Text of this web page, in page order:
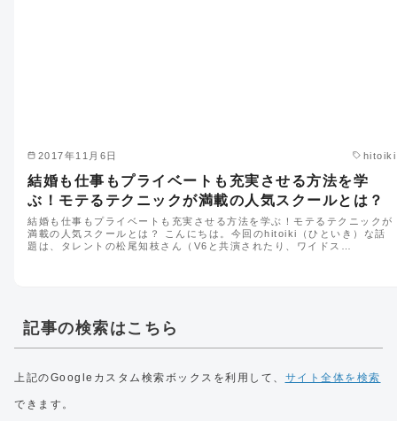
2017年11月6日 hitoiki
結婚も仕事もプライベートも充実させる方法を学
ぶ！モテるテクニックが満載の人気スクールとは？
結婚も仕事もプライベートも充実させる方法を学ぶ！モテるテクニックが
満載の人気スクールとは？ こんにちは。今回のhitoiki（ひといき）な話
題は、タレントの松尾知枝さん（V6と共演されたり、ワイドス…
記事の検索はこちら
上記のGoogleカスタム検索ボックスを利用して、 サイト全体を検索
できます。